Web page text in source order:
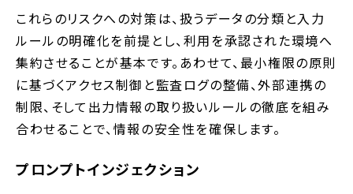
これらのリスクへの対策は、扱うデータの分類と入力
ルールの明確化を前提とし、利用を承認された環境へ
集約させることが基本です。あわせて、最小権限の原則
に基づくアクセス制御と監査ログの整備、外部連携の
制限、そして出力情報の取り扱いルールの徹底を組み
合わせることで、情報の安全性を確保します。
プロンプトインジェクション